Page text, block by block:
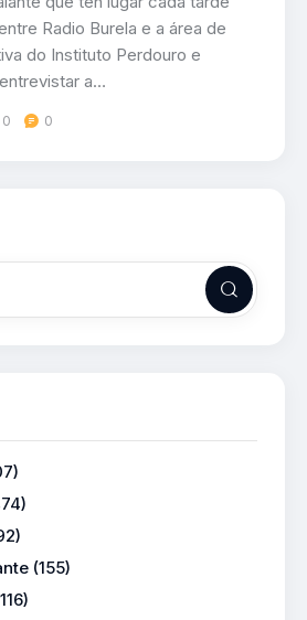
Radio Burela e a área de
do Instituto Perdouro e
a…
0 0
(155)